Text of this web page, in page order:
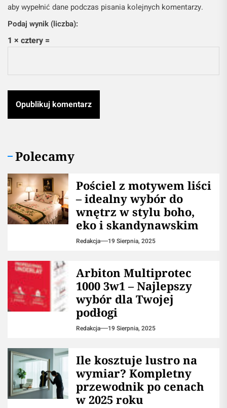
aby wypełnić dane podczas pisania kolejnych komentarzy.
Podaj wynik (liczba):
1 × cztery =
Polecamy
Pościel z motywem liści
– idealny wybór do
wnętrz w stylu boho,
eko i skandynawskim
Redakcja 19 Sierpnia, 2025
Arbiton Multiprotec
1000 3w1 – Najlepszy
wybór dla Twojej
podłogi
Redakcja 19 Sierpnia, 2025
Ile kosztuje lustro na
wymiar? Kompletny
przewodnik po cenach
w 2025 roku